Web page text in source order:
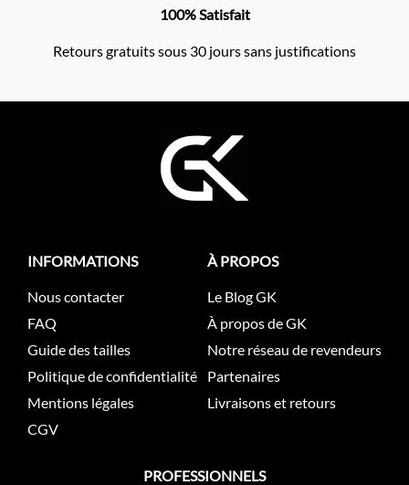
100% Satisfait
Retours gratuits sous 30 jours sans justifications
INFORMATIONS
Nous contacter
FAQ
Guide des tailles
Politique de confidentialité
Mentions légales
CGV
À PROPOS
Le Blog GK
À propos de GK
Notre réseau de revendeurs
Partenaires
Livraisons et retours
PROFESSIONNELS